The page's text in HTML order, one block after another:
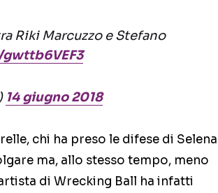
Riki Marcuzzo e Stefano
14 giugno 2018
chi ha preso le difese di Selena
ma, allo stesso tempo, meno
di Wrecking Ball ha infatti